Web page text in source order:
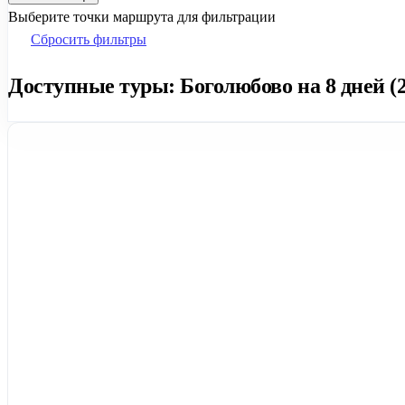
Выберите точки маршрута для фильтрации
Сбросить фильтры
Доступные туры: Боголюбово на 8 дней